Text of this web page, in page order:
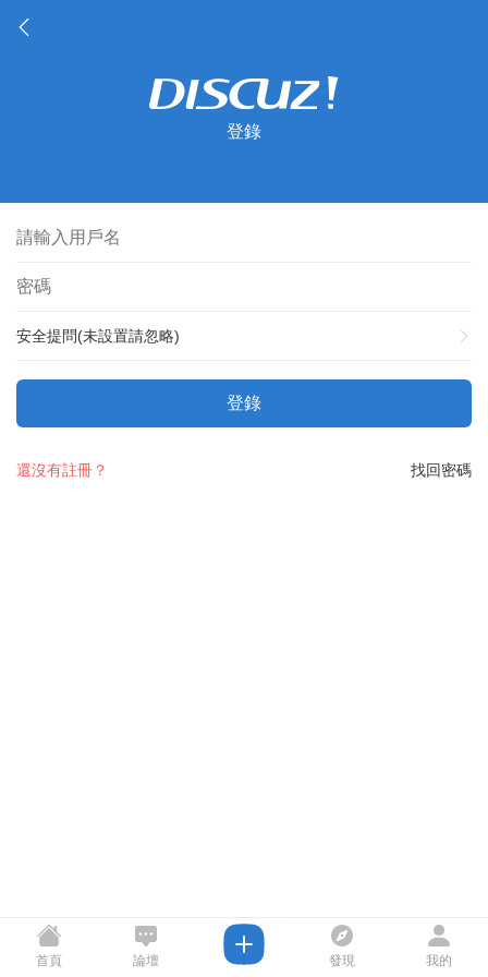
登錄
安全提問(未設置請忽略)
登錄
找回密碼
還沒有註冊？
首頁 論壇 發現 我的